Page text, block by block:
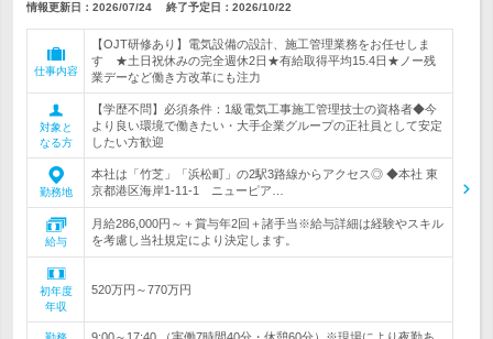
情報更新日：2026/07/24 終了予定日： 2026/10/22
仕事内容
【OJT研修あり】電気設備の設計、施工管理業務をお任せしま
す ★土日祝休みの完全週休2日★有給取得平均15.4日★ノー残
業デーなど働き方改革にも注力
対象と
なる方
【学歴不問】必須条件：1級電気工事施工管理技士の資格者◆今
より良い環境で働きたい・大手企業グループの正社員として安定
したい方歓迎
勤務地
本社は「竹芝」「浜松町」の2駅3路線からアクセス◎ ◆本社 東
京都港区海岸1-11-1 ニューピア…
給与
月給286,000円～＋賞与年2回＋諸手当※給与詳細は経験やスキル
を考慮し当社規定により決定します。
初年度
年収
520万円～770万円